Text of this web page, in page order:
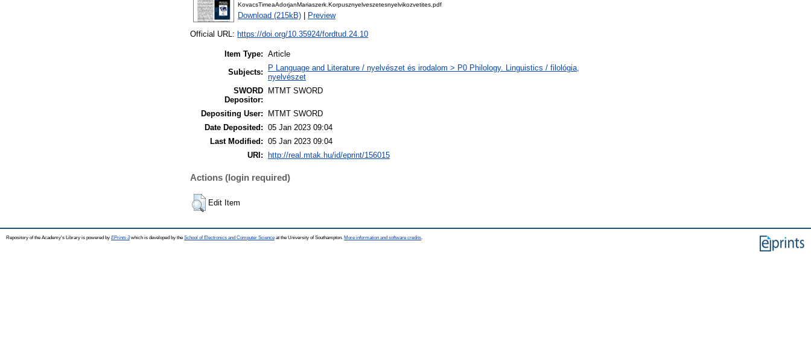
KovacsTimeaAdorjanMariaszerk.Korpusznyelveszetesnyelvikozvetites.pdf
Download (215kB) Preview
Official URL: https://doi.org/10.35924/fordtud.24.10
Item Type: Article
Subjects:
P Language and Literature / nyelvészet és irodalom > P0 Philology. Linguistics / filológia,
nyelvészet
SWORD
Depositor:
MTMT SWORD
Depositing User:
MTMT SWORD
Date Deposited: 05 Jan 2023 09:04
Last Modified: 05 Jan 2023 09:04
URI:
http://real.mtak.hu/id/eprint/156015
Actions (login required)
Edit Item
Repository of the Academy's Library is powered by EPrints 3which is developed by the School of Electronics and Computer Science at the University of Southampton. More information and software credits